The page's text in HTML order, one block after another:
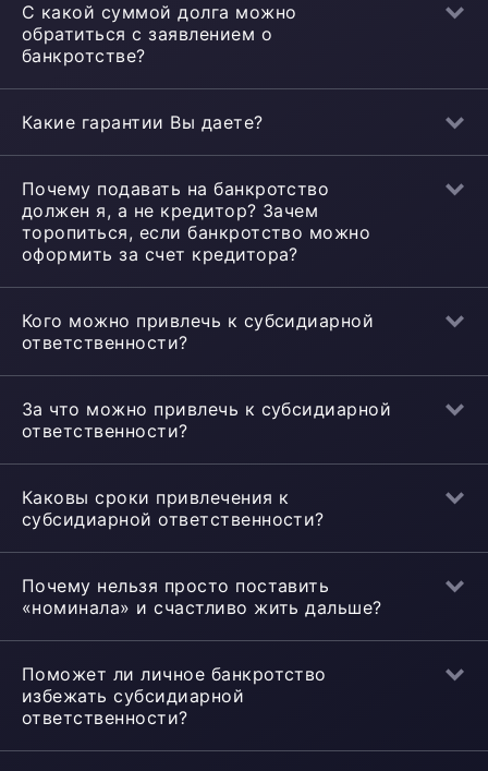
С какой суммой долга можно
обратиться с заявлением о
банкротстве?
Какие гарантии Вы даете?
Почему подавать на банкротство
должен я, а не кредитор? Зачем
торопиться, если банкротство можно
оформить за счет кредитора?
Кого можно привлечь к субсидиарной
ответственности?
За что можно привлечь к субсидиарной
ответственности?
Каковы сроки привлечения к
субсидиарной ответственности?
Почему нельзя просто поставить
«номинала» и счастливо жить дальше?
Поможет ли личное банкротство
избежать субсидиарной
ответственности?